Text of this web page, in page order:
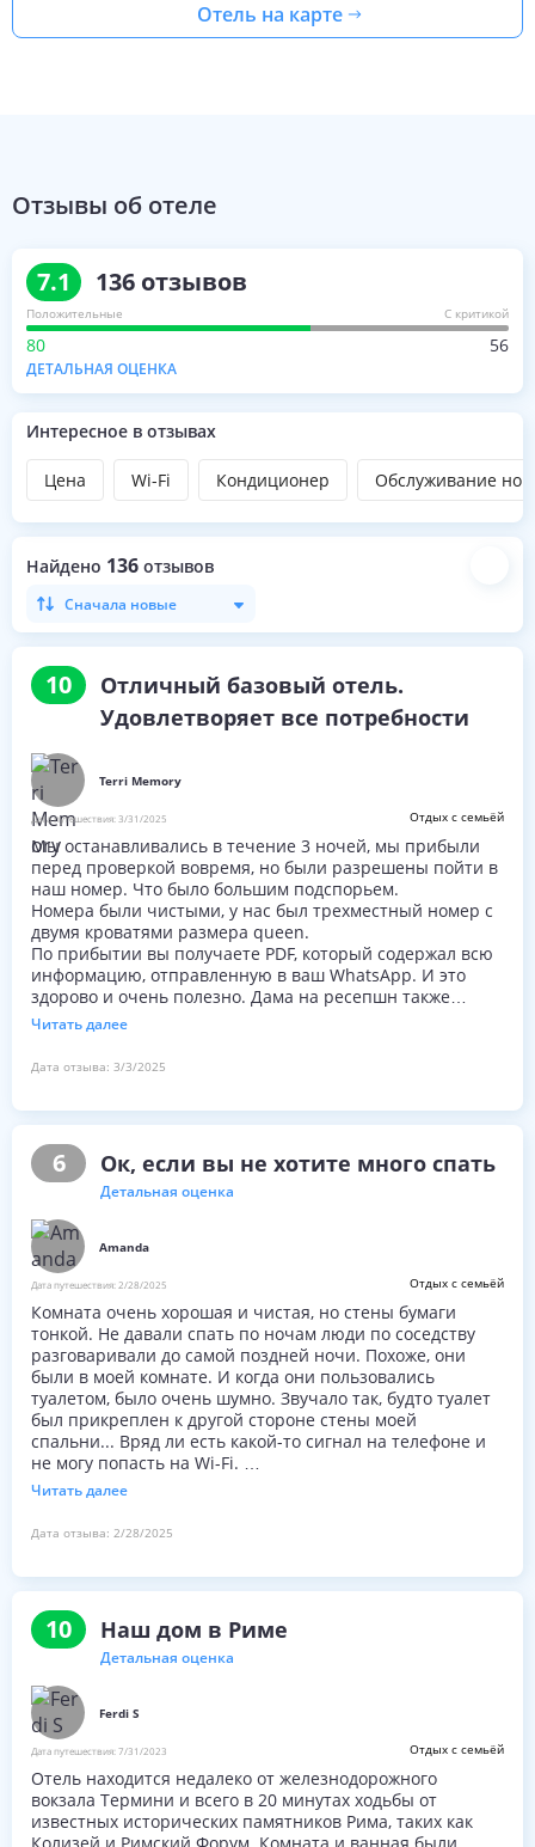
Отель на карте
Отзывы об отеле
7.1 136 отзывов
Положительные С критикой
80 56
ДЕТАЛЬНАЯ ОЦЕНКА
Интересное в отзывах
Цена Wi-Fi Кондиционер Обслуживание
Найдено 136 отзывов
Сначала новые
10
Отличный базовый отель.
Удовлетворяет все потребности
Terri Memory
Дата путешествия: 3/31/2025 Отдых с семьёй
Мы останавливались в течение 3 ночей, мы прибыли
перед проверкой вовремя, но были разрешены пойти в
наш номер. Что было большим подспорьем.
Номера были чистыми, у нас был трехместный номер с
двумя кроватями размера queen.
По прибытии вы получаете PDF, который содержал всю
информацию, отправленную в ваш WhatsApp. И это
здорово и очень полезно. Дама на ресепшн также
предоставила нам рекомендации местных ресторанов и
информацию о путешествиях. Это также было
отправлено через WhatsApp, чтобы мы могли сами
Номера затемнены, что отлично для меня, так как я
люблю спать на поле затемненным.
Воздушный обман работает как сон, хотя мы остались в
быстро, так что воздух - обман был великолепен и
полностью работает.
Для доступа к блоку нужен код, который сделает его
безопаснее.
Есть небольшой бесплатный завтрак, который состоит
из выпечки, кофе и соков. Что очень помогло, когда нам
пришлось рано улететь на рейс.
Если вам нужно что-то вне часов приема, вы можете
связаться с ними через WhatsApp, что очень полезно,
если вы не там.
Ресепшн заказала нам такси на то время, когда мы ушли
и регистрация и выезд очень прост.
Единственным негативным моментом является
она не заперта, что довольно громко, когда вы
стандартный гостиничный номер.
Читать далее
Дата отзыва: 3/3/2025
6 Ок, если вы не хотите много спать
Детальная оценка
Amanda
Дата путешествия: 2/28/2025 Отдых с семьёй
Комната очень хорошая и чистая, но стены бумаги
тонкой. Не давали спать по ночам люди по соседству
разговаривали до самой поздней ночи. Похоже, они
были в моей комнате. И когда они пользовались
туалетом, было очень шумно. Звучало так, будто туалет
был прикреплен к другой стороне стены моей
спальни... Вряд ли есть какой-то сигнал на телефоне и
не могу попасть на Wi-Fi.
Завтрак был дополнительным бонусом. Бесплатная
выпечка. И чай с кофе.
Читать далее
Дата отзыва: 2/28/2025
10 Наш дом в Риме
Детальная оценка
Ferdi S
Дата путешествия:7/31/2023 Отдых с семьёй
Отель находится недалеко от железнодорожного
вокзала Термини и всего в 20 минутах ходьбы от
известных исторических памятников Рима, таких как